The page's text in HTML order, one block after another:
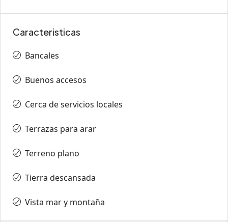
Caracteristicas
Bancales
Buenos accesos
Cerca de servicios locales
Terrazas para arar
Terreno plano
Tierra descansada
Vista mar y montaña